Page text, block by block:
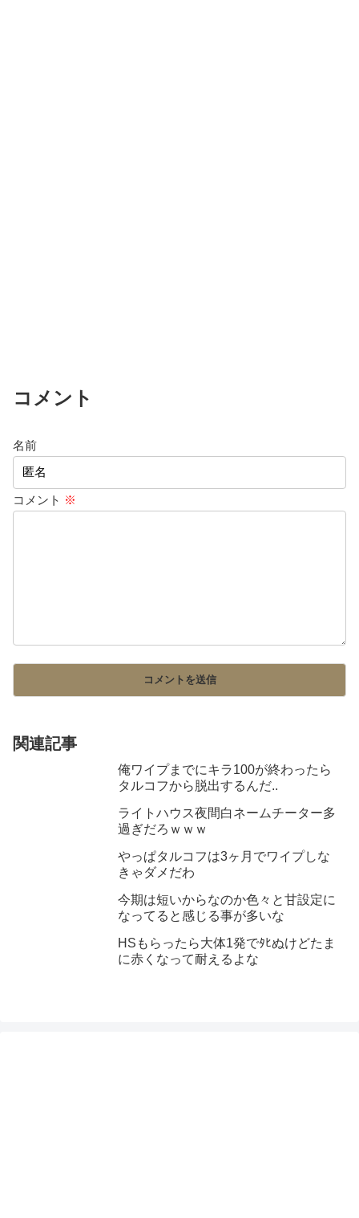
コメント
名前
コメント ※
関連記事
俺ワイプまでにキラ100が終わったら
タルコフから脱出するんだ..
ライトハウス夜間白ネームチーター多
過ぎだろｗｗｗ
やっぱタルコフは3ヶ月でワイプしな
きゃダメだわ
今期は短いからなのか色々と甘設定に
なってると感じる事が多いな
HSもらったら大体1発でﾀﾋぬけどたま
に赤くなって耐えるよな